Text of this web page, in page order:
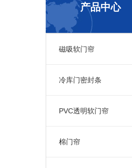
产品中心
磁吸软门帘
冷库门密封条
PVC透明软门帘
棉门帘